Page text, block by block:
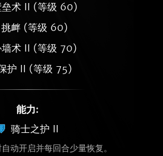
垒术 II (等级 60)
挑衅 (等级 60)
墙术 II (等级 70)
护 II (等级 75)
能力:
骑士之护 II
动开启并每回合少量恢复。